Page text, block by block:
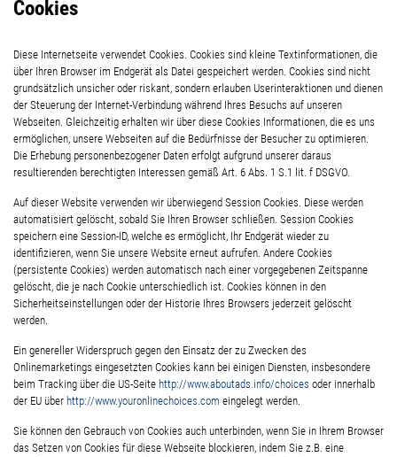
Cookies
Diese Internetseite verwendet Cookies. Cookies sind kleine Textinformationen, die
über Ihren Browser im Endgerät als Datei gespeichert werden. Cookies sind nicht
grundsätzlich unsicher oder riskant, sondern erlauben Userinteraktionen und dienen
der Steuerung der Internet-Verbindung während Ihres Besuchs auf unseren
Webseiten. Gleichzeitig erhalten wir über diese Cookies Informationen, die es uns
ermöglichen, unsere Webseiten auf die Bedürfnisse der Besucher zu optimieren.
Die Erhebung personenbezogener Daten erfolgt aufgrund unserer daraus
resultierenden berechtigten Interessen gemäß Art. 6 Abs. 1 S.1 lit. f DSGVO.
Auf dieser Website verwenden wir überwiegend Session Cookies. Diese werden
automatisiert gelöscht, sobald Sie Ihren Browser schließen. Session Cookies
speichern eine Session-ID, welche es ermöglicht, Ihr Endgerät wieder zu
identifizieren, wenn Sie unsere Website erneut aufrufen. Andere Cookies
(persistente Cookies) werden automatisch nach einer vorgegebenen Zeitspanne
gelöscht, die je nach Cookie unterschiedlich ist. Cookies können in den
Sicherheitseinstellungen oder der Historie Ihres Browsers jederzeit gelöscht
werden.
Ein genereller Widerspruch gegen den Einsatz der zu Zwecken des
Onlinemarketings eingesetzten Cookies kann bei einigen Diensten, insbesondere
beim Tracking über die US-Seite http://www.aboutads.info/choices oder innerhalb
der EU über http://www.youronlinechoices.com eingelegt werden.
Sie können den Gebrauch von Cookies auch unterbinden, wenn Sie in Ihrem Browser
das Setzen von Cookies für diese Webseite blockieren, indem Sie z.B. eine